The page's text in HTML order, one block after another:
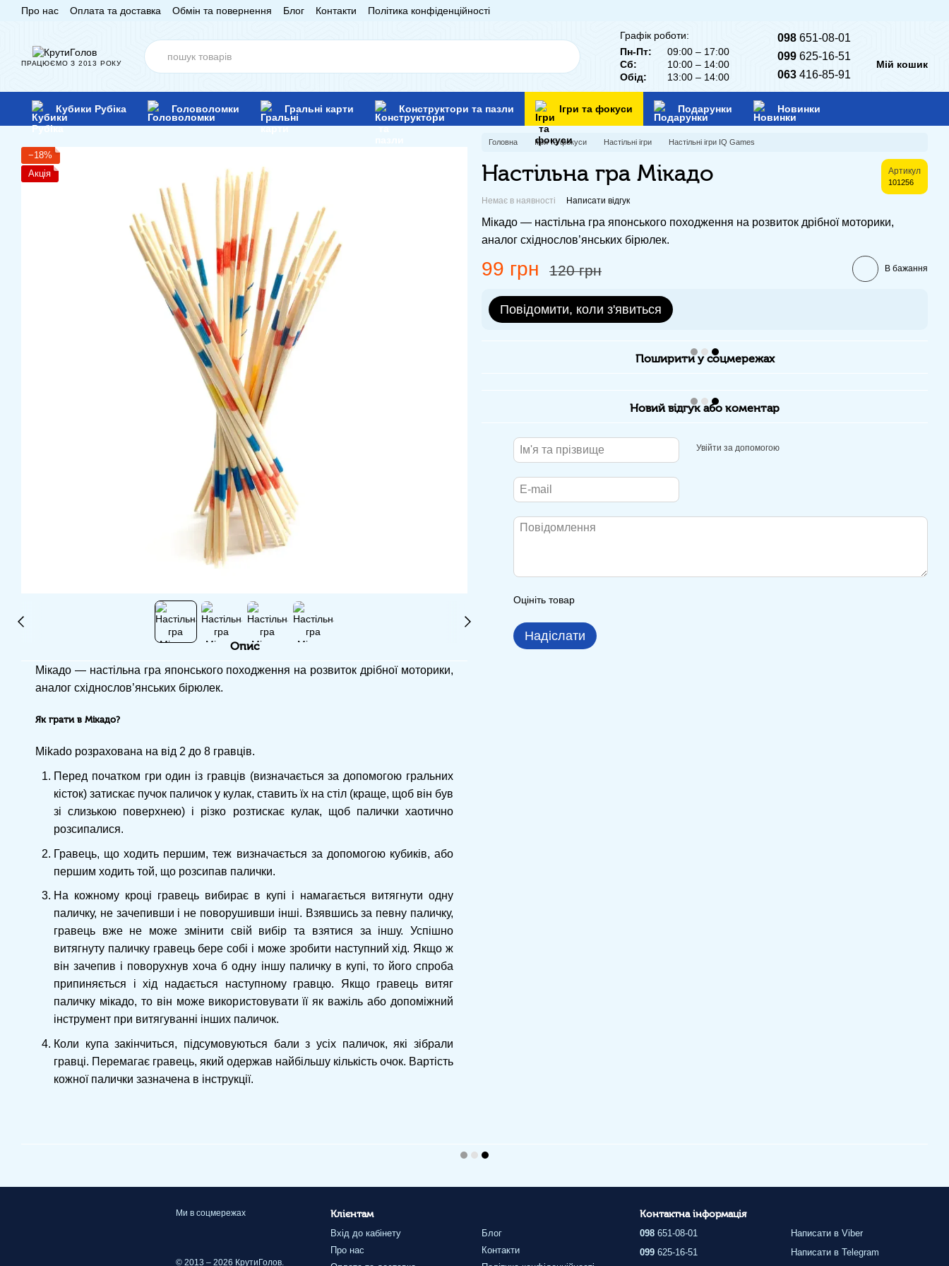
Перейти до основного контенту
Про нас Оплата та доставка Обмін та повернення Блог Контакти Політика конфіденційності
ПРАЦЮЄМО З 2013 РОКУ
Графік роботи:
Пн-Пт:
09:00 – 17:00
Сб:
10:00 – 14:00
Обід:
13:00 – 14:00
098651-08-01
099625-16-51
063416-85-91
Мій кошик
Кубики Рубіка Головоломки Гральні карти Конструктори та пазли Ігри та фокуси Подарунки Новинки
−18%
Акція
Опис
Мікадо — настільна гра японського походження на розвиток дрібної моторики,
аналог східнослов’янських бірюлек.
Як грати в Мікадо?
Mikado розрахована на від 2 до 8 гравців.
Перед початком гри один із гравців (визначається за допомогою гральних
кісток) затискає пучок паличок у кулак, ставить їх на стіл (краще, щоб він був
зі слизькою поверхнею) і різко розтискає кулак, щоб палички хаотично
розсипалися.
Гравець, що ходить першим, теж визначається за допомогою кубиків, або
першим ходить той, що розсипав палички.
На кожному кроці гравець вибирає в купі і намагається витягнути одну
паличку, не зачепивши і не поворушивши інші. Взявшись за певну паличку,
гравець вже не може змінити свій вибір та взятися за іншу. Успішно
витягнуту паличку гравець бере собі і може зробити наступний хід. Якщо ж
він зачепив і поворухнув хоча б одну іншу паличку в купі, то його спроба
припиняється і хід надається наступному гравцю. Якщо гравець витяг
паличку мікадо, то він може використовувати її як важіль або допоміжний
інструмент при витягуванні інших паличок.
Коли купа закінчиться, підсумовуються бали з усіх паличок, які зібрали
гравці. Перемагає гравець, який одержав найбільшу кількість очок. Вартість
кожної палички зазначена в інструкції.
Головна Ігри та фокуси Настільні ігри Настільні ігри IQ Games
Настільна гра Мікадо Артикул
101256
Немає в наявності Написати відгук
Мікадо — настільна гра японського походження на розвиток дрібної моторики,
аналог східнослов’янських бірюлек.
99 грн 120 грн В бажання
Повідомити, коли з'явиться
Поширити у соцмережах
Новий відгук або коментар
Увійти за допомогою
Оцініть товар
Надіслати
Ми в соцмережах
© 2013 – 2026 КрутиГолов.
Клієнтам
Вхід до кабінету
Про нас
Блог
Контакти
Контактна інформація
098 651-08-01
099 625-16-51
Написати в Viber
Написати в Telegram